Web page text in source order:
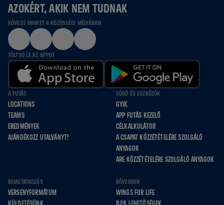
AZOKÉRT, AKIK NEM TUDNAK
KÖVESS MINKET A KÖZÖSSÉGI MÉDIÁBAN
TÖLTSD LE AZ APPOT
A FUTÁS
LOCATIONS
TEAMS
EREDMÉNYEK
AJÁNDÉKOZZ UTALVÁNYT!
SÚGÓ ÉS ESZKÖZÖK
GYIK
APP FUTÁS KEZELŐ
CÉLKALKULÁTOR
A CSAPAT KÖZZÉTÉTELÉRE SZOLGÁLÓ
ANYAGOK
ARE KÖZZÉTÉTELÉRE SZOLGÁLÓ ANYAGOK
BEMUTATKOZÁS
VERSENYFORMÁTUM
BŐVEBBEN
WINGS FOR LIFE